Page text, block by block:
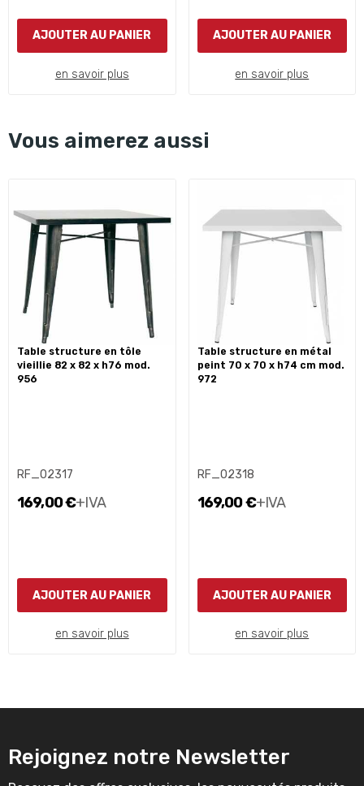
AJOUTER AU PANIER
en savoir plus
AJOUTER AU PANIER
en savoir plus
Vous aimerez aussi
table structure en tôle
vieillie 82 x 82 x h76 mod.
956
RF_02317
169,00 €+IVA
AJOUTER AU PANIER
en savoir plus
table structure en métal
peint 70 x 70 x h74 cm mod.
972
RF_02318
169,00 €+IVA
AJOUTER AU PANIER
en savoir plus
Rejoignez notre Newsletter